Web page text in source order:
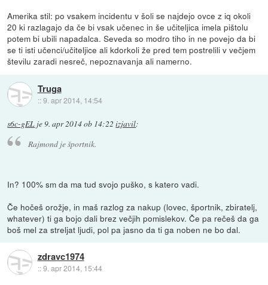
Amerika stil: po vsakem incidentu v šoli se najdejo ovce z iq okoli
20 ki razlagajo da če bi vsak učenec in še učiteljica imela pištolu
potem bi ubili napadalca. Seveda so modro tiho in ne povejo da bi
se ti isti učenci/učiteljice ali kdorkoli že pred tem postrelili v večjem
številu zaradi nesreč, nepoznavanja ali namerno.
Truga
::9. apr 2014, 14:54
s6c-gEL je9. apr 2014 ob 14:22 izjavil:
Rajmond je športnik.
In? 100% sm da ma tud svojo puško, s katero vadi.
Če hočeš orožje, in maš razlog za nakup (lovec, športnik, zbiratelj,
whatever) ti ga bojo dali brez večjih pomislekov. Če pa rečeš da ga
boš mel za streljat ljudi, pol pa jasno da ti ga noben ne bo dal.
zdravc1974
::9. apr 2014, 15:44